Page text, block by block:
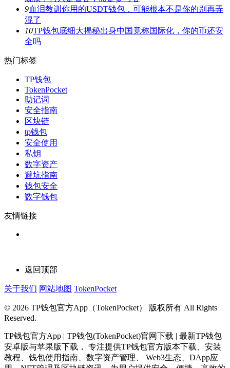
9血泪教训你用的USDT钱包，可能根本不是你的别再弄
混了
10TP钱包底细大揭秘出身中国竟称国际化，你的币还安
全吗
热门标签
TP钱包
TokenPocket
助记词
安全指南
区块链
tp钱包
安全使用
私钥
数字资产
避坑指南
钱包安全
数字钱包
友情链接
返回顶部
关于我们 网站地图 TokenPocket
© 2026 TP钱包官方App（TokenPocket） 版权所有 All Rights
Reserved.
TP钱包官方App | TP钱包(TokenPocket)官网下载 | 最新TP钱包
安卓版与苹果版下载， 专注提供TP钱包官方版本下载、安装
教程、钱包使用指南、数字资产管理、 Web3生态、DApp应